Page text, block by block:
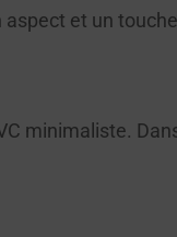
aspect et un
minimaliste.